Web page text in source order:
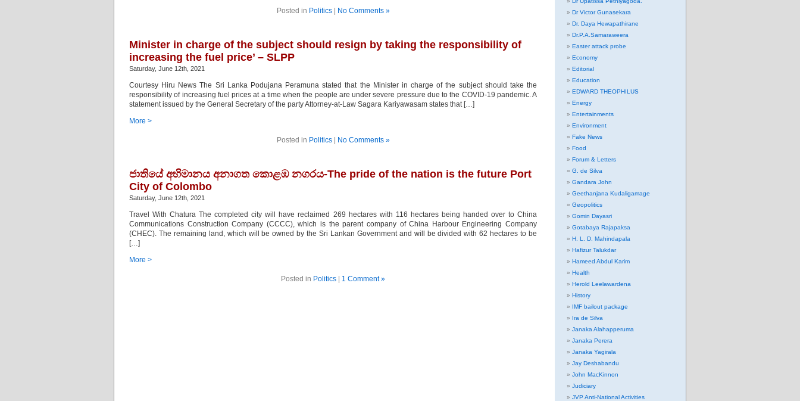
Posted in Politics| No Comments »
Minister in charge of the subject should resign by taking the responsibility of
increasing the fuel price’ – SLPP
Saturday, June 12th, 2021
Courtesy Hiru News The Sri Lanka Podujana Peramuna stated that the Minister in charge of the subject should take the
responsibility of increasing fuel prices at a time when the people are under severe pressure due to the COVID-19 pandemic. A
statement issued by the General Secretary of the party Attorney-at-Law Sagara Kariyawasam states that […]
More >
Posted in Politics| No Comments »
ජාතියේ අභිමානය අනාගත කොළඹ නගරය-The pride of the nation is the future Port
City of Colombo
Saturday, June 12th, 2021
Travel With Chatura The completed city will have reclaimed 269 hectares with 116 hectares being handed over to China
Communications Construction Company (CCCC), which is the parent company of China Harbour Engineering Company
(CHEC). The remaining land, which will be owned by the Sri Lankan Government and will be divided with 62 hectares to be
[…]
More >
Posted in Politics 1 Comment »
Dr Victor Gunasekara
Dr. Daya Hewapathirane
Dr.P.A.Samaraweera
Easter attack probe
Economy
Editorial
Education
EDWARD THEOPHILUS
Energy
Entertainments
Environment
Fake News
Food
Forum & Letters
G. de Silva
Gandara John
Geethanjana Kudaligamage
Geopolitics
Gomin Dayasri
Gotabaya Rajapaksa
H. L. D. Mahindapala
Hafizur Talukdar
Hameed Abdul Karim
Health
Herold Leelawardena
History
IMF bailout package
Ira de Silva
Janaka Alahapperuma
Janaka Perera
Janaka Yagirala
Jay Deshabandu
John MacKinnon
Judiciary
JVP Anti-National Activities